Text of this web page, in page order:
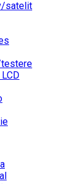
satelit